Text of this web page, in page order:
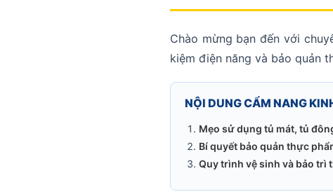
Chào mừng bạn đến với
kiệm điện năng và bảo quản
NỘI DUNG CẨM NANG
Mẹo sử dụng tủ mát, tủ
Bí quyết bảo quản thực
Quy trình vệ sinh và bảo trì